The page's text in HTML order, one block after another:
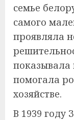
семье
самого
проявляла
показывала
помогала
хозяйстве.
В 1939 году